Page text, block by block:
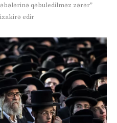
qəbuledilməz zərər”
edir